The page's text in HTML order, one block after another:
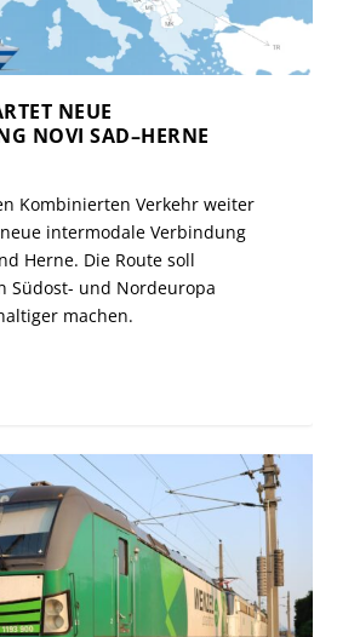
NEUE
NOVI SAD–HERNE
Kombinierten Verkehr weiter
intermodale Verbindung
Herne. Die Route soll
Südost- und Nordeuropa
machen.